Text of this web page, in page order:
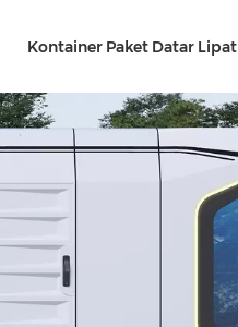
Kontainer Paket Datar Lipat